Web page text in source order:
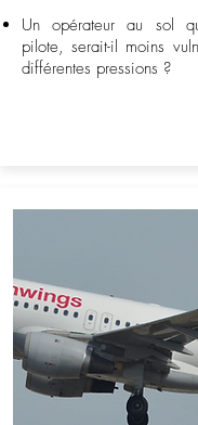
Un opérateur au sol
pilote, serait-il moins
différentes pressions ?